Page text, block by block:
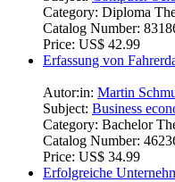
Category: Diploma
Catalog Number:
Price: US$ 42.99
Erfassung von
Autor:in: Martin
Subject: Business
Category: Bachelor
Catalog Number:
Price: US$ 34.99
Erfolgreiche